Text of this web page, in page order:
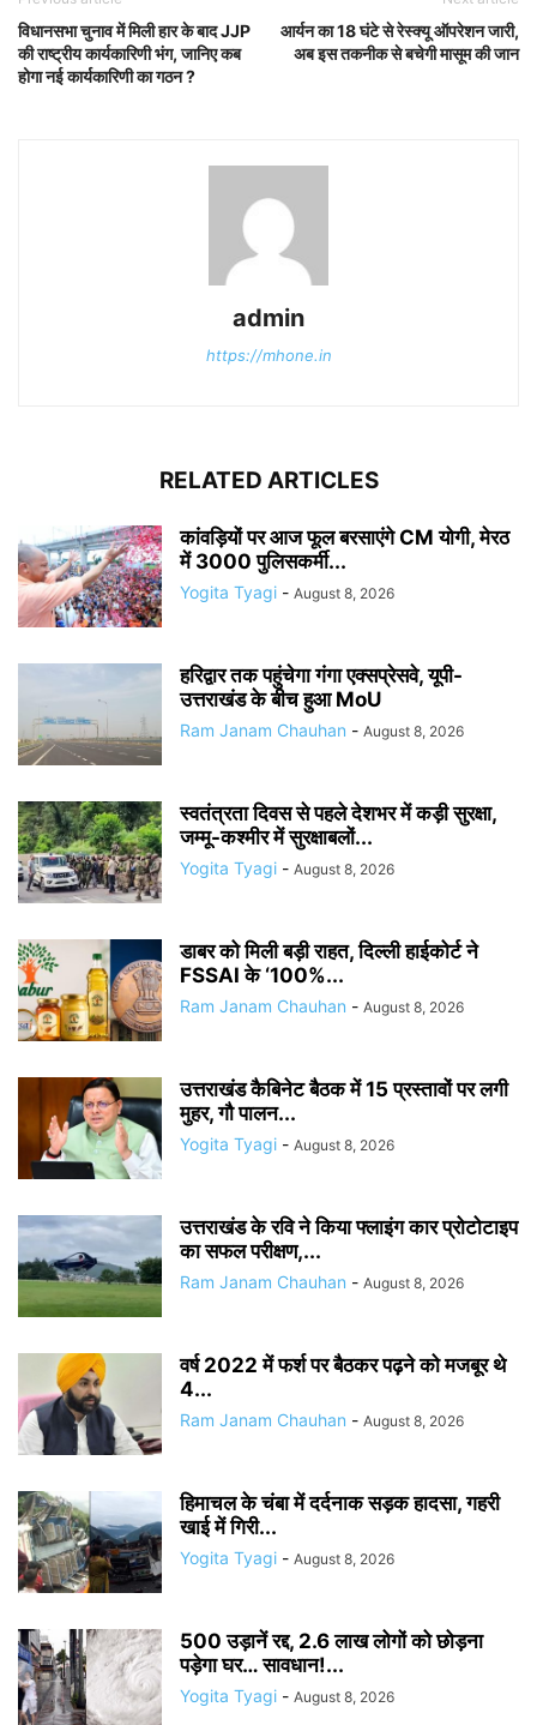
विधानसभा चुनाव में मिली हार के बाद JJP
की राष्ट्रीय कार्यकारिणी भंग, जानिए कब
होगा नई कार्यकारिणी का गठन ?
आर्यन का 18 घंटे से रेस्क्यू ऑपरेशन जारी,
अब इस तकनीक से बचेगी मासूम की जान
admin
https://mhone.in
RELATED ARTICLES
कांवड़ियों पर आज फूल बरसाएंगे CM योगी, मेरठ
में 3000 पुलिसकर्मी...
Yogita Tyagi - August 8, 2026
हरिद्वार तक पहुंचेगा गंगा एक्सप्रेसवे, यूपी-
उत्तराखंड के बीच हुआ MoU
Ram Janam Chauhan - August 8, 2026
स्वतंत्रता दिवस से पहले देशभर में कड़ी सुरक्षा,
जम्मू-कश्मीर में सुरक्षाबलों...
Yogita Tyagi - August 8, 2026
डाबर को मिली बड़ी राहत, दिल्ली हाईकोर्ट ने
FSSAI के ‘100%...
Ram Janam Chauhan - August 8, 2026
उत्तराखंड कैबिनेट बैठक में 15 प्रस्तावों पर लगी
मुहर, गौ पालन...
Yogita Tyagi - August 8, 2026
उत्तराखंड के रवि ने किया फ्लाइंग कार प्रोटोटाइप
का सफल परीक्षण,...
Ram Janam Chauhan - August 8, 2026
वर्ष 2022 में फर्श पर बैठकर पढ़ने को मजबूर थे
4...
Ram Janam Chauhan - August 8, 2026
हिमाचल के चंबा में दर्दनाक सड़क हादसा, गहरी
खाई में गिरी...
Yogita Tyagi - August 8, 2026
500 उड़ानें रद्द, 2.6 लाख लोगों को छोड़ना
पड़ेगा घर… सावधान!...
Yogita Tyagi - August 8, 2026